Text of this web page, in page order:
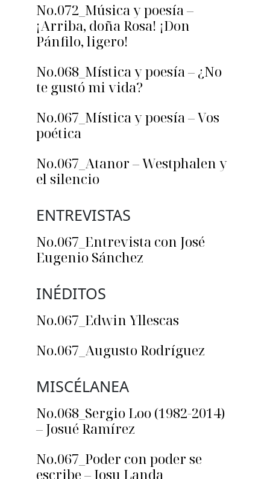
No.072_Música y poesía –
¡Arriba, doña Rosa! ¡Don
Pánfilo, ligero!
No.068_Mística y poesía – ¿No
te gustó mi vida?
No.067_Mística y poesía – Vos
poética
No.067_Atanor – Westphalen y
el silencio
ENTREVISTAS
No.067_Entrevista con José
Eugenio Sánchez
INÉDITOS
No.067_Edwin Yllescas
No.067_Augusto Rodríguez
MISCÉLANEA
No.068_Sergio Loo (1982-2014)
– Josué Ramírez
No.067_Poder con poder se
escribe – Josu Landa